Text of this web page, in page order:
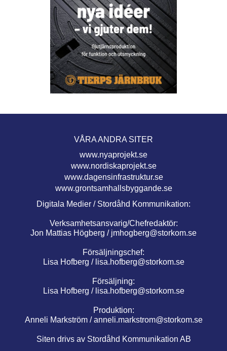
VÅRA ANDRA SITER
www.nyaprojekt.se
www.nordiskaprojekt.se
www.dagensinfrastruktur.se
www.grontsamhallsbyggande.se
Digitala Medier / Stordåhd Kommunikation:
Verksamhetsansvarig/Chefredaktör:
Jon Mattias Högberg / jmhogberg@storkom.se
Försäljningschef:
Lisa Hofberg / lisa.hofberg@storkom.se
Försäljning:
Lisa Hofberg / lisa.hofberg@storkom.se
Produktion:
Anneli Markström /anneli.markstrom@storkom.se
Siten drivs av Stordåhd Kommunikation AB